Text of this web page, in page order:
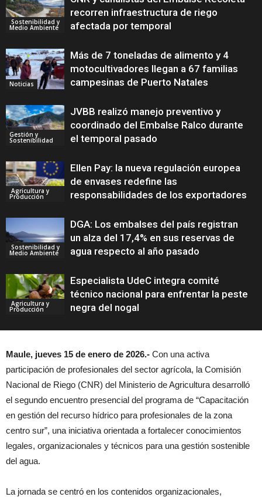
Sostenibilidad y
Medio Ambiente
recorren infraestructura de riego
afectada por temporal
Noticias
Más de 7 toneladas de alimento y 4
motocultivadores llegan a 67 familias
campesinas de Puerto Natales
Gestión y
Sostenibilidad
JVBB realizó manejo preventivo y
coordinado del Embalse Ralco durante
el temporal pasado
Agricultura y
Producción
Ellen Pay: la nueva regulación europea
de envases redefine las
responsabilidades de los exportadores
Sostenibilidad y
Medio Ambiente
DGA: Los embalses del país registran
un alza del 17,4% en sus reservas de
agua respecto al año pasado
Agricultura y
Producción
Especialista UdeC integra comité
técnico nacional para enfrentar la peste
negra del nogal
Maule, jueves 15 de enero de 2026.- Con una activa
participación de profesionales del sector agrícola, la Comisión
Nacional de Riego (CNR) del Ministerio de Agricultura desarrolló
el segundo encuentro presencial del programa de “Capacitación
en gestión del recurso hídrico para profesionales de la zona
centro sur”, una iniciativa orientada a fortalecer conocimientos
legales, organizacionales y técnicos para una gestión sostenible
del agua.
La jornada se centró en los contenidos organizacionales,